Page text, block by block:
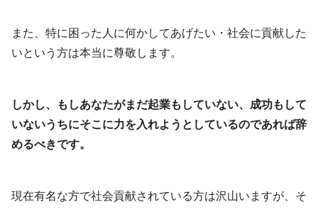
また、特に困った人に何かしてあげたい・社会に貢献した
いという方は本当に尊敬します。
しかし、もしあなたがまだ起業もしていない、成功もして
いないうちにそこに力を入れようとしているのであれば辞
めるべきです。
現在有名な方で社会貢献されている方は沢山いますが、そ